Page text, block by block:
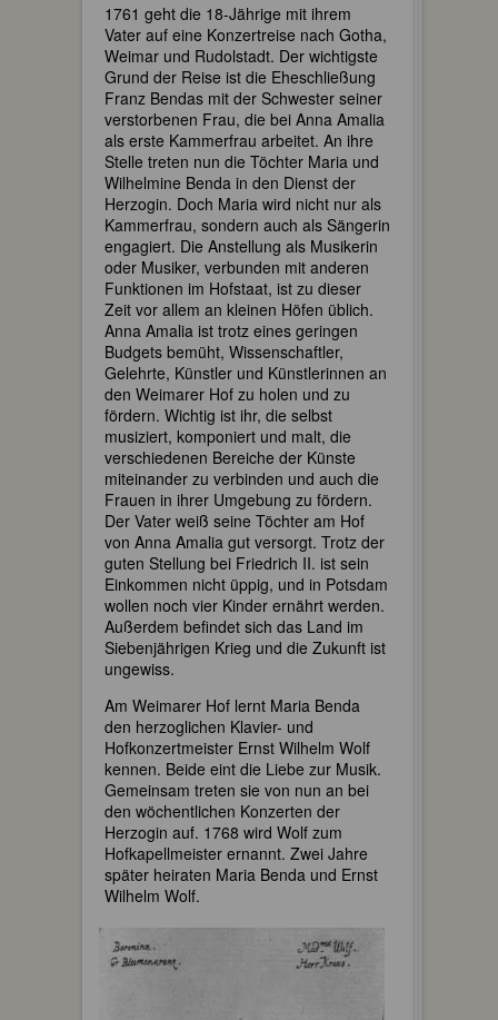
1761 geht die 18-Jährige mit ihrem
Vater auf eine Konzertreise nach Gotha,
Weimar und Rudolstadt. Der wichtigste
Grund der Reise ist die Eheschließung
Franz Bendas mit der Schwester seiner
verstorbenen Frau, die bei Anna Amalia
als erste Kammerfrau arbeitet. An ihre
Stelle treten nun die Töchter Maria und
Wilhelmine Benda in den Dienst der
Herzogin. Doch Maria wird nicht nur als
Kammerfrau, sondern auch als Sängerin
engagiert. Die Anstellung als Musikerin
oder Musiker, verbunden mit anderen
Funktionen im Hofstaat, ist zu dieser
Zeit vor allem an kleinen Höfen üblich.
Anna Amalia ist trotz eines geringen
Budgets bemüht, Wissenschaftler,
Gelehrte, Künstler und Künstlerinnen an
den Weimarer Hof zu holen und zu
fördern. Wichtig ist ihr, die selbst
musiziert, komponiert und malt, die
verschiedenen Bereiche der Künste
miteinander zu verbinden und auch die
Frauen in ihrer Umgebung zu fördern.
Der Vater weiß seine Töchter am Hof
von Anna Amalia gut versorgt. Trotz der
guten Stellung bei Friedrich II. ist sein
Einkommen nicht üppig, und in Potsdam
wollen noch vier Kinder ernährt werden.
Außerdem befindet sich das Land im
Siebenjährigen Krieg und die Zukunft ist
ungewiss.
Am Weimarer Hof lernt Maria Benda
den herzoglichen Klavier- und
Hofkonzertmeister Ernst Wilhelm Wolf
kennen. Beide eint die Liebe zur Musik.
Gemeinsam treten sie von nun an bei
den wöchentlichen Konzerten der
Herzogin auf. 1768 wird Wolf zum
Hofkapellmeister ernannt. Zwei Jahre
später heiraten Maria Benda und Ernst
Wilhelm Wolf.